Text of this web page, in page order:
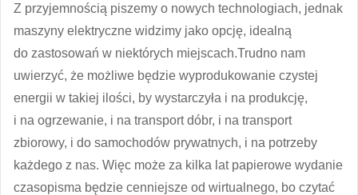
Z przyjemnością piszemy o nowych technologiach, jednak
maszyny elektryczne widzimy jako opcję, idealną
do zastosowań w niektórych miejscach.Trudno nam
uwierzyć, że możliwe będzie wyprodukowanie czystej
energii w takiej ilości, by wystarczyła i na produkcję,
i na ogrzewanie, i na transport dóbr, i na transport
zbiorowy, i do samochodów prywatnych, i na potrzeby
każdego z nas. Więc może za kilka lat papierowe wydanie
czasopisma będzie cenniejsze od wirtualnego, bo czytać